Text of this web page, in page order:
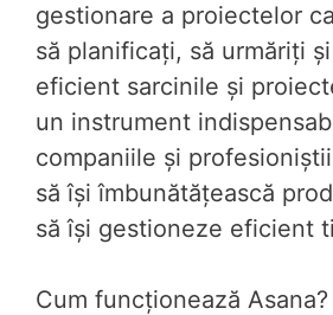
gestionare a proiectelor
să planificați, să urmăriți
eficient sarcinile și
un instrument
companiile și
să își îmbunătățească
să își gestioneze eficient
Cum funcționează Asana?